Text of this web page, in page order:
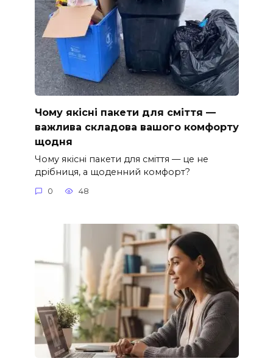
Чому якісні пакети для сміття —
важлива складова вашого комфорту
щодня
Чому якісні пакети для сміття — це не
дрібниця, а щоденний комфорт?
0 48